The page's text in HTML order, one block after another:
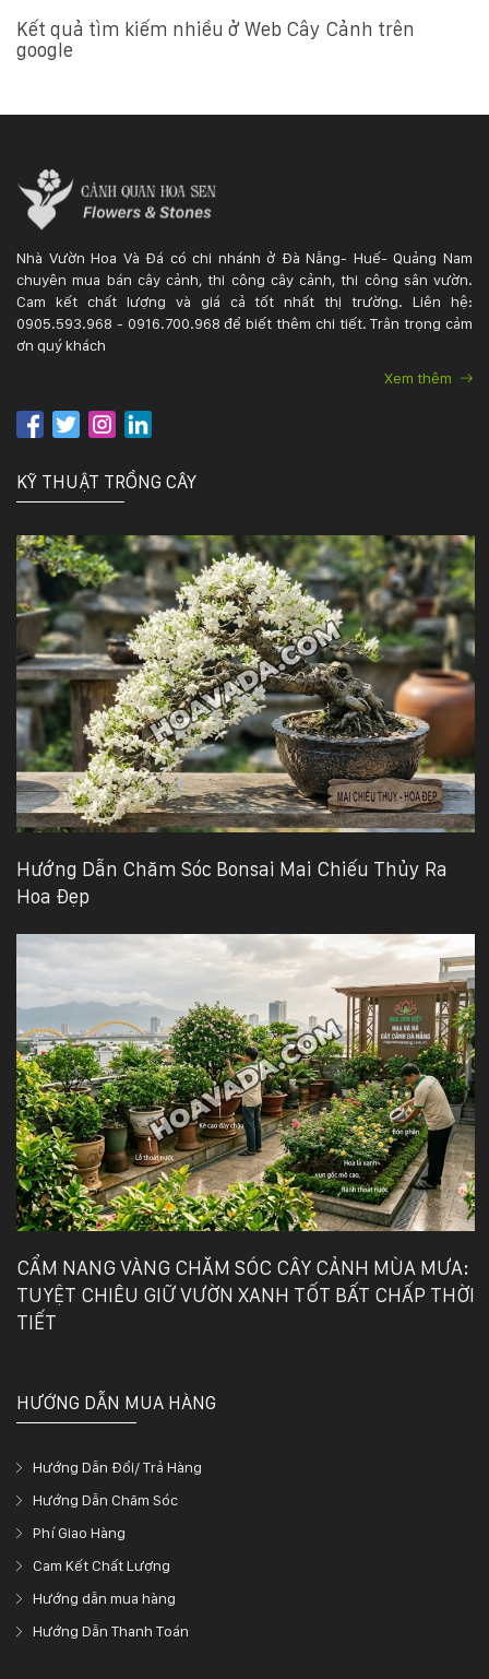
Kết quả tìm kiếm nhiều ở Web Cây Cảnh trên
google
Nhà Vườn Hoa Và Đá có chi nhánh ở Đà Nẵng- Huế- Quảng Nam
chuyên mua bán cây cảnh, thi công cây cảnh, thi công sân vườn.
Cam kết chất lượng và giá cả tốt nhất thị trường. Liên hệ:
0905.593.968 - 0916.700.968 để biết thêm chi tiết. Trân trọng cảm
ơn quý khách
Xem thêm
KỸ THUẬT TRỒNG CÂY
Hướng Dẫn Chăm Sóc Bonsai Mai Chiếu Thủy Ra
Hoa Đẹp
CẨM NANG VÀNG CHĂM SÓC CÂY CẢNH MÙA MƯA:
TUYỆT CHIÊU GIỮ VƯỜN XANH TỐT BẤT CHẤP THỜI
TIẾT
HƯỚNG DẪN MUA HÀNG
Hướng Dẫn Đổi/ Trả Hàng
Hướng Dẫn Chăm Sóc
Phí Giao Hàng
Cam Kết Chất Lượng
Hướng dẫn mua hàng
Hướng Dẫn Thanh Toán